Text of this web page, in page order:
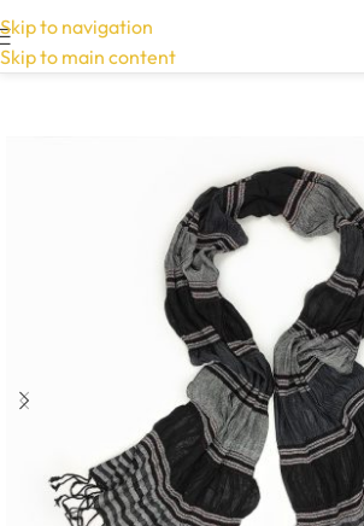
Skip to navigation
Skip to main content